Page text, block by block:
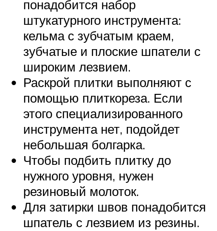
понадобится набор
штукатурного инструмента:
кельма с зубчатым краем,
зубчатые и плоские шпатели с
широким лезвием.
Раскрой плитки выполняют с
помощью плиткореза. Если
этого специализированного
инструмента нет, подойдет
небольшая болгарка.
Чтобы подбить плитку до
нужного уровня, нужен
резиновый молоток.
Для затирки швов понадобится
шпатель с лезвием из резины.